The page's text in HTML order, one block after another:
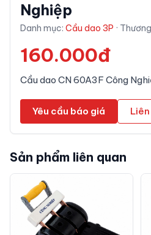
Nghiệp
Danh mục: Cầu dao 3P ·
160.000đ
Cầu dao CN 60A3F Công
Yêu cầu báo giá
Sản phẩm liên quan